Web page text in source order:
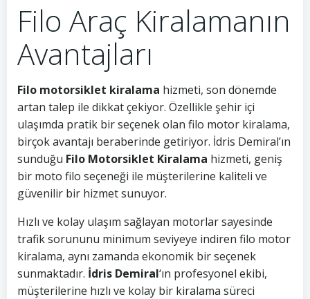
Filo Araç Kiralamanın
Avantajları
Filo motorsiklet kiralama hizmeti, son dönemde
artan talep ile dikkat çekiyor. Özellikle şehir içi
ulaşımda pratik bir seçenek olan filo motor kiralama,
birçok avantajı beraberinde getiriyor. İdris Demiral’ın
sunduğu Filo Motorsiklet Kiralama hizmeti, geniş
bir moto filo seçeneği ile müşterilerine kaliteli ve
güvenilir bir hizmet sunuyor.
Hızlı ve kolay ulaşım sağlayan motorlar sayesinde
trafik sorununu minimum seviyeye indiren filo motor
kiralama, aynı zamanda ekonomik bir seçenek
sunmaktadır. İdris Demiral‘ın profesyonel ekibi,
müşterilerine hızlı ve kolay bir kiralama süreci